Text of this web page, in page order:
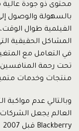
محتوى ذو جودة عالية
بالسهولة والوصول
الفيلمية طوال
المشاكل الحقيقية
في التعامل مع
تحت رحمة
منتجات وخدمات
وبالتالي عدم مواكبة
العالم يجعل